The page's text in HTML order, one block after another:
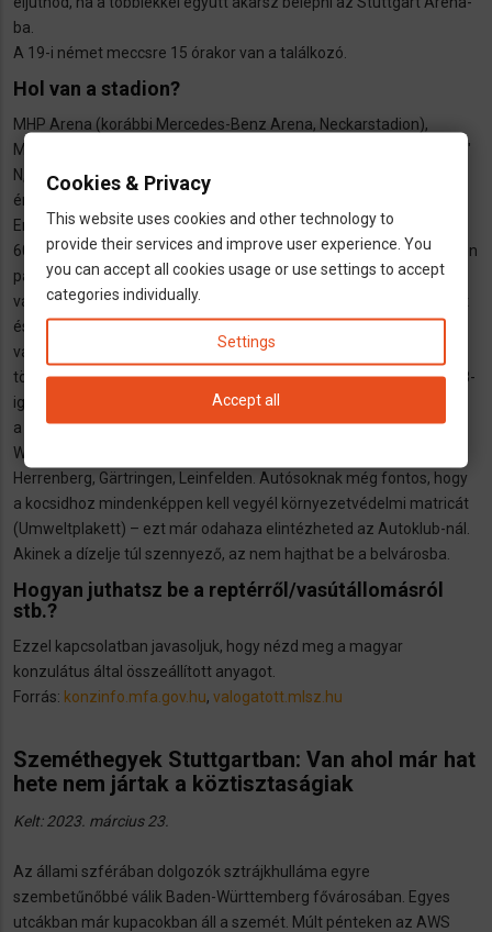
ba.
A 19-i német meccsre 15 órakor van a találkozó.
Hol van a stadion?
MHP Arena (korábbi Mercedes-Benz Arena, Neckarstadion),
Mercedesstraße 87, 70372 Stuttgart. GPS-koordináták: 48° 47′ 32″
N, 9° 13′ 55″ O
érdemes autóval jönni?
Erre a válasz egy határozott nem, több okból is. A stadionban
60.000 körüli a helyek száma, vagyis annak esélye, hogy a közelben
parkolót találsz, erősen tart a nullához. Ha autóval érkezel a
városba, akkor érdekes valamelyik P+R parkolóban hagyni a kocsit
és felszállni a tömegközlekedésre. A stadionos belépőddel a
városban 36 órán át ingyen használhatod a városi
tömegközlekedést – a meccs napján reggel 6-tól, másnap este 18-
ig érvényes ez a kedvezmény. A következő P+R parkolókat ajánlja
a stuttgarti magyar konzulátus: Bahnhof Plochingen, Waiblingen,
Winnenden, Backnang, Bietigheim-Bissingen, Leonberg, Goldberg,
Herrenberg, Gärtringen, Leinfelden. Autósoknak még fontos, hogy
a kocsidhoz mindenképpen kell vegyél környezetvédelmi matricát
(Umweltplakett) – ezt már odahaza elintézheted az Autoklub-nál.
Akinek a dízelje túl szennyező, az nem hajthat be a belvárosba.
Hogyan juthatsz be a reptérről/vasútállomásról
stb.?
Ezzel kapcsolatban javasoljuk, hogy nézd meg a magyar
konzulátus által összeállított anyagot.
Forrás: konzinfo.mfa.gov.hu, valogatott.mlsz.hu
Szeméthegyek Stuttgartban: Van ahol már hat
hete nem jártak a köztisztaságiak
Kelt: 2023. március 23.
Az állami szférában dolgozók sztrájkhulláma egyre
szembetűnőbbé válik Baden-Württemberg fővárosában. Egyes
utcákban már kupacokban áll a szemét. Múlt pénteken az AWS
Cookies & Privacy
This website uses cookies and other technology to
provide their services and improve user experience. You
you can accept all cookies usage or use settings to accept
categories individually.
Settings
Accept all